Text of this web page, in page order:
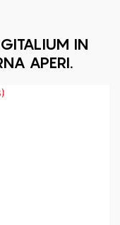
IN
APERI.